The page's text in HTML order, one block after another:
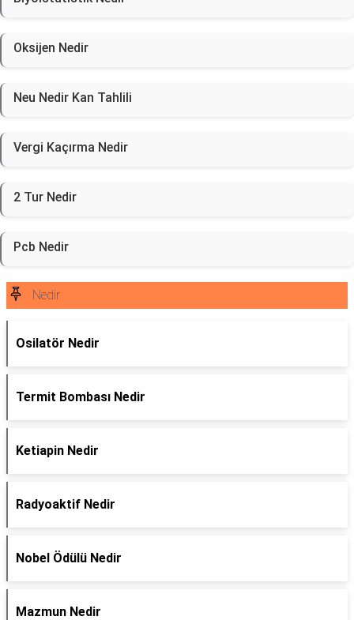
Oksijen Nedir
Neu Nedir Kan Tahlili
Vergi Kaçırma Nedir
2 Tur Nedir
Pcb Nedir
Nedir
Osilatör Nedir
Termit Bombası Nedir
Ketiapin Nedir
Radyoaktif Nedir
Nobel Ödülü Nedir
Mazmun Nedir